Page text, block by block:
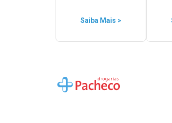
Saiba Mais >
Ir para a Home